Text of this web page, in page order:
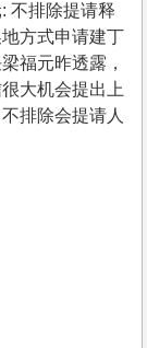
不排除提请释
方式申请建丁
福元昨透露，
大机会提出上
排除会提请人